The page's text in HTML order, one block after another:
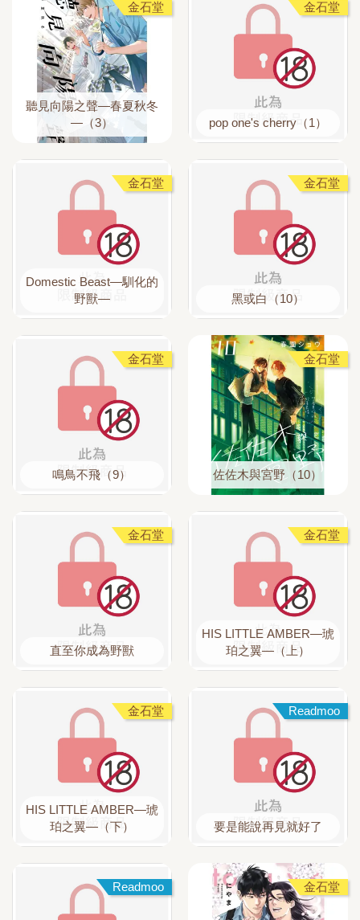
金石堂
聽見向陽之聲—春夏秋冬
—（3）
金石堂
pop one's cherry（1）
金石堂
Domestic Beast—馴化的
野獸—
金石堂
黑或白（10）
金石堂
鳴鳥不飛（9）
金石堂
佐佐木與宮野（10）
金石堂
直至你成為野獸
金石堂
HIS LITTLE AMBER—琥
珀之翼—（上）
金石堂
HIS LITTLE AMBER—琥
珀之翼—（下）
Readmoo
要是能說再見就好了
Readmoo 金石堂